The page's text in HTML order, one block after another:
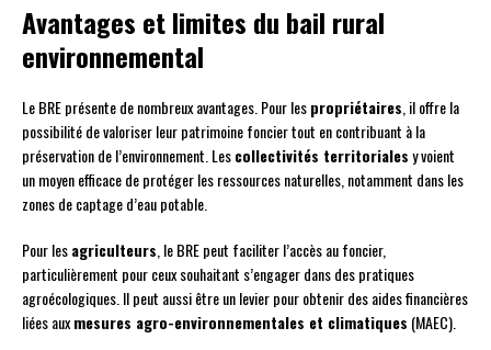
Avantages et limites du bail rural
environnemental
Le BRE présente de nombreux avantages. Pour lespropriétaires , il offre la
possibilité de valoriser leur patrimoine foncier tout en contribuant à la
préservation de l’environnement. Lescollectivités territorialesy voient
un moyen efficace de protéger les ressources naturelles, notamment dans les
zones de captage d’eau potable.
Pour lesagriculteurs , le BRE peut faciliter l’accès au foncier,
particulièrement pour ceux souhaitant s’engager dans des pratiques
agroécologiques. Il peut aussi être un levier pour obtenir des aides financières
liées auxmesures agro-environnementales et climatiques (MAEC).